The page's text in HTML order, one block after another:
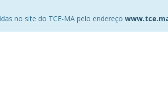
no site do TCE-MA pelo endereço